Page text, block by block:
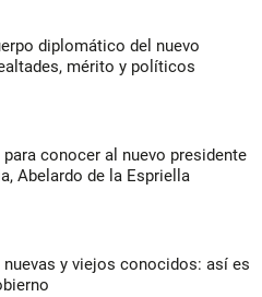
diplomático del nuevo
mérito y políticos
para conocer al nuevo presidente
Abelardo de la Espriella
nuevas y viejos conocidos: así es